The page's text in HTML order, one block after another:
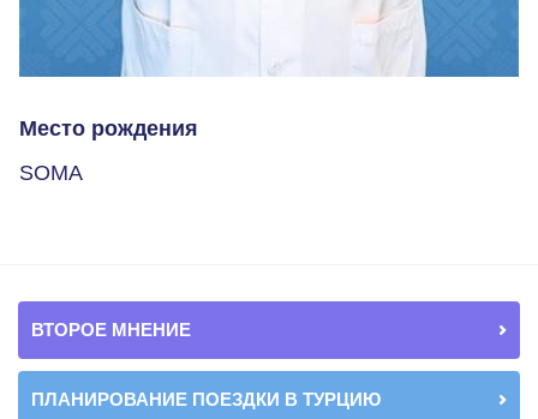
Место рождения
SOMA
ВТОРОЕ МНЕНИЕ
ПЛАНИРОВАНИЕ ПОЕЗДКИ В ТУРЦИЮ